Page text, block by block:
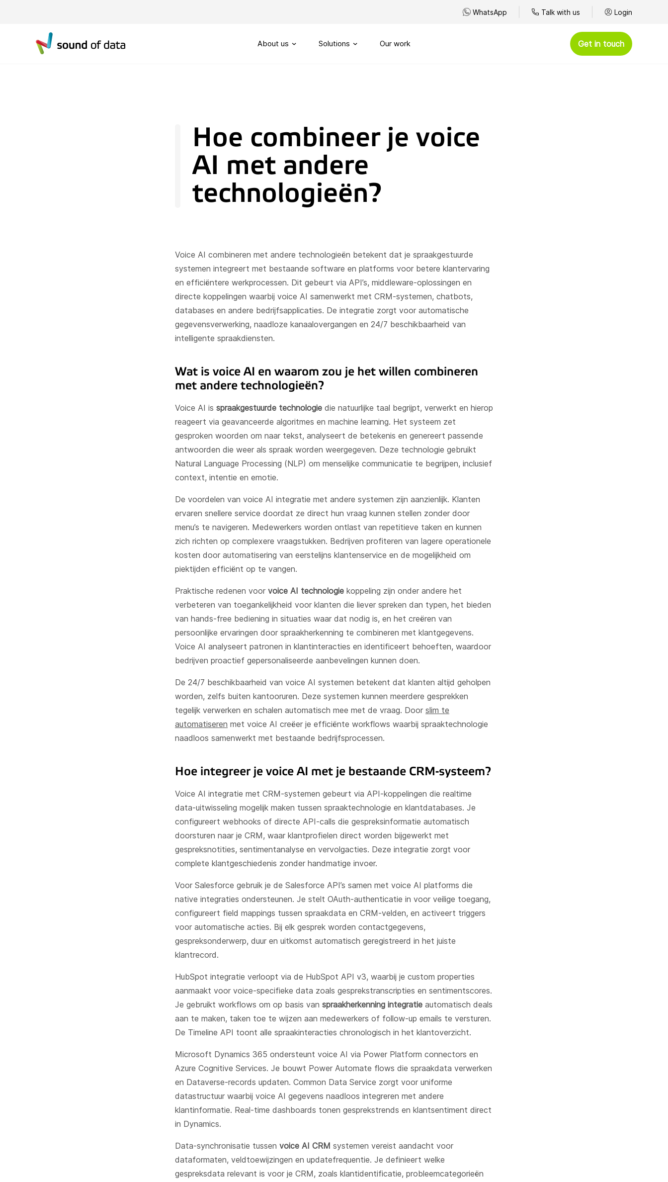
WhatsApp Talk with us Login
About us
Our partners
Solutions
My Sound of Data portal
Servicenumbers
Handling
BYOC- Bring your own carrier
Media interactive
Charitable causes
Insight and value
Our work Get in touch
Hoe combineer je voice
AI met andere
technologieën?
Voice AI combineren met andere technologieën betekent dat je spraakgestuurde
systemen integreert met bestaande software en platforms voor betere klantervaring
en efficiëntere werkprocessen. Dit gebeurt via API’s, middleware-oplossingen en
directe koppelingen waarbij voice AI samenwerkt met CRM-systemen, chatbots,
databases en andere bedrijfsapplicaties. De integratie zorgt voor automatische
gegevensverwerking, naadloze kanaalovergangen en 24/7 beschikbaarheid van
intelligente spraakdiensten.
Wat is voice AI en waarom zou je het willen combineren
met andere technologieën?
Voice AI is spraakgestuurde technologie die natuurlijke taal begrijpt, verwerkt en hierop
reageert via geavanceerde algoritmes en machine learning. Het systeem zet
gesproken woorden om naar tekst, analyseert de betekenis en genereert passende
antwoorden die weer als spraak worden weergegeven. Deze technologie gebruikt
Natural Language Processing (NLP) om menselijke communicatie te begrijpen, inclusief
context, intentie en emotie.
De voordelen van voice AI integratie met andere systemen zijn aanzienlijk. Klanten
ervaren snellere service doordat ze direct hun vraag kunnen stellen zonder door
menu’s te navigeren. Medewerkers worden ontlast van repetitieve taken en kunnen
zich richten op complexere vraagstukken. Bedrijven profiteren van lagere operationele
kosten door automatisering van eerstelijns klantenservice en de mogelijkheid om
piektijden efficiënt op te vangen.
Praktische redenen voor voice AI technologie koppeling zijn onder andere het
verbeteren van toegankelijkheid voor klanten die liever spreken dan typen, het bieden
van hands-free bediening in situaties waar dat nodig is, en het creëren van
persoonlijke ervaringen door spraakherkenning te combineren met klantgegevens.
Voice AI analyseert patronen in klantinteracties en identificeert behoeften, waardoor
bedrijven proactief gepersonaliseerde aanbevelingen kunnen doen.
De 24/7 beschikbaarheid van voice AI systemen betekent dat klanten altijd geholpen
worden, zelfs buiten kantooruren. Deze systemen kunnen meerdere gesprekken
tegelijk verwerken en schalen automatisch mee met de vraag. Door slim te
automatiseren met voice AI creëer je efficiënte workflows waarbij spraaktechnologie
naadloos samenwerkt met bestaande bedrijfsprocessen.
Hoe integreer je voice AI met je bestaande CRM-systeem?
Voice AI integratie met CRM-systemen gebeurt via API-koppelingen die realtime
data-uitwisseling mogelijk maken tussen spraaktechnologie en klantdatabases. Je
configureert webhooks of directe API-calls die gespreksinformatie automatisch
doorsturen naar je CRM, waar klantprofielen direct worden bijgewerkt met
gespreksnotities, sentimentanalyse en vervolgacties. Deze integratie zorgt voor
complete klantgeschiedenis zonder handmatige invoer.
Voor Salesforce gebruik je de Salesforce API’s samen met voice AI platforms die
native integraties ondersteunen. Je stelt OAuth-authenticatie in voor veilige toegang,
configureert field mappings tussen spraakdata en CRM-velden, en activeert triggers
voor automatische acties. Bij elk gesprek worden contactgegevens,
gespreksonderwerp, duur en uitkomst automatisch geregistreerd in het juiste
klantrecord.
HubSpot integratie verloopt via de HubSpot API v3, waarbij je custom properties
aanmaakt voor voice-specifieke data zoals gesprekstranscripties en sentimentscores.
Je gebruikt workflows om op basis van spraakherkenning integratie automatisch deals
aan te maken, taken toe te wijzen aan medewerkers of follow-up emails te versturen.
De Timeline API toont alle spraakinteracties chronologisch in het klantoverzicht.
Microsoft Dynamics 365 ondersteunt voice AI via Power Platform connectors en
Azure Cognitive Services. Je bouwt Power Automate flows die spraakdata verwerken
en Dataverse-records updaten. Common Data Service zorgt voor uniforme
datastructuur waarbij voice AI gegevens naadloos integreren met andere
klantinformatie. Real-time dashboards tonen gesprekstrends en klantsentiment direct
in Dynamics.
Data-synchronisatie tussen voice AI CRM systemen vereist aandacht voor
dataformaten, veldtoewijzingen en updatefrequentie. Je definieert welke
gespreksdata relevant is voor je CRM, zoals klantidentificatie, probleemcategorieën